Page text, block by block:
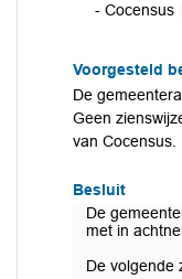
- Cocensus
Voorgesteld
De
Geen
van Cocensus.
Besluit
De
met in
De volgende